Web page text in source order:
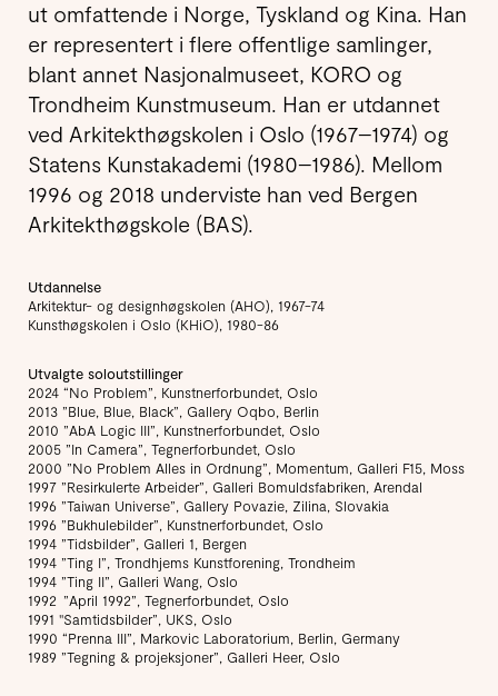
ut omfattende i Norge, Tyskland og Kina. Han
er representert i flere offentlige samlinger,
blant annet Nasjonal­museet, KORO og
Trond­heim Kunst­museum. Han er utdannet
ved Arkitekt­høg­skolen i Oslo (1967–1974) og
Statens Kunst­aka­demi (1980–1986). Mellom
1996 og 2018 underviste han ved Bergen
Arkitekt­høg­skole (BAS).
Utdannelse
Arkitektur- og designhøgskolen (AHO), 1967-74
Kunsthøgskolen i Oslo (KHiO), 1980-86
Utvalgte soloutstillinger
2024 “No Problem”, Kunstnerforbundet, Oslo
2013 ”Blue, Blue, Black”, Gallery Oqbo, Berlin
2010 ”AbA Logic III”, Kunstnerforbundet, Oslo
2005 ”In Camera”, Tegnerforbundet, Oslo
2000 ”No Problem Alles in Ordnung”, Momentum, Galleri F15, Moss
1997 ”Resirkulerte Arbeider”, Galleri Bomuldsfabriken, Arendal
1996 ”Taiwan Universe”, Gallery Povazie, Zilina, Slovakia
1996 ”Bukhulebilder”, Kunstnerforbundet, Oslo
1994 ”Tidsbilder”, Galleri 1, Bergen
1994 ”Ting I”, Trondhjems Kunstforening, Trondheim
1994 ”Ting II”, Galleri Wang, Oslo
1992 ”April 1992”, Tegnerforbundet, Oslo
1991 "Samtidsbilder”, UKS, Oslo
1990 “Prenna III”, Markovic Laboratorium, Berlin, Germany
1989 ”Tegning & projeksjoner”, Galleri Heer, Oslo